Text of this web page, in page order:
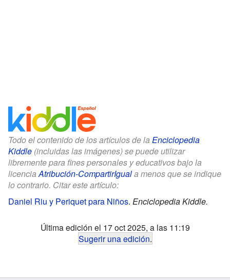
Todo el contenido de los artículos de la Enciclopedia
Kiddle (incluidas las imágenes) se puede utilizar
libremente para fines personales y educativos bajo la
licenciaAtribución-CompartirIguala menos que se indique
lo contrario. Citar este artículo:
Daniel Riu y Periquet para Niños. Enciclopedia Kiddle.
Última edición el 17 oct 2025, a las 11:19
Sugerir una edición.